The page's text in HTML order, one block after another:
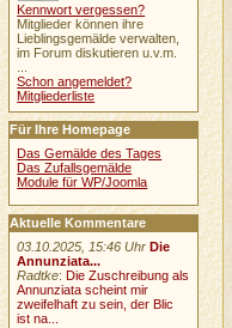
Kennwort vergessen?
Mitglieder können ihre
Lieblingsgemälde verwalten,
im Forum diskutieren u.v.m.
Schon angemeldet?
Mitgliederliste
Für Ihre Homepage
Das Gemälde des Tages
Das Zufallsgemälde
Module für WP/Joomla
Aktuelle Kommentare
03.10.2025, 15:46 Uhr Die
Annunziata...
Radtke: Die Zuschreibung als
Annunziata scheint mir
zweifelhaft zu sein, der Blic
ist na...